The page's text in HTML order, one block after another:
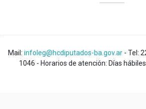
Mail: infoleg@hcdiputados-ba.gov.ar - Tel:
1046 - Horarios de atención: Días